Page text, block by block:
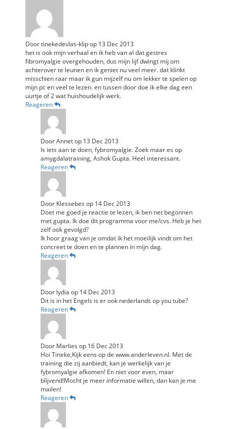
Doortinekedevlas-klipop 13 Dec 2013
het is ook mijn verhaal en ik heb van al dat gestres
fibromyalgie overgehouden, dus mijn lijf dwingt mij om
achterover te leunen en ik geniet nu veel meer. dat klinkt
misschien raar maar ik gun mijzelf nu om lekker te spelen op
mijn pc en veel te lezen. en tussen door doe ik elke dag een
uurtje of 2 wat huishoudelijk werk.
Reageren
DoorAnnetop 13 Dec 2013
Is iets aan te doen, fybromyalgie. Zoek maar es op
amygdalatraining, Ashok Gupta. Heel interessant.
Reageren
Door Klessebes op 14 Dec 2013
Doet me goed je reactie te lezen, ik ben net begonnen
met gupta. Ik doe dit programma voor me/cvs. Heb je het
zelf ook gevolgd?
Ik hoor graag van je omdat ik het moeilijk vindt om het
concreet te doen en te plannen in mijn dag.
Reageren
Door lydia op 14 Dec 2013
Dit is in het Engels is er ook nederlands op you tube?
Reageren
Door Marlies op 16 Dec 2013
Hoi Tineke,Kijk eens op de www.anderleven.nl. Met de
training die zij aanbiedt, kan je werkelijk van je
fybromyalgie afkomen! En niet voor even, maar
blijvend!Mocht je meer informatie willen, dan kan je me
mailen!
Reageren